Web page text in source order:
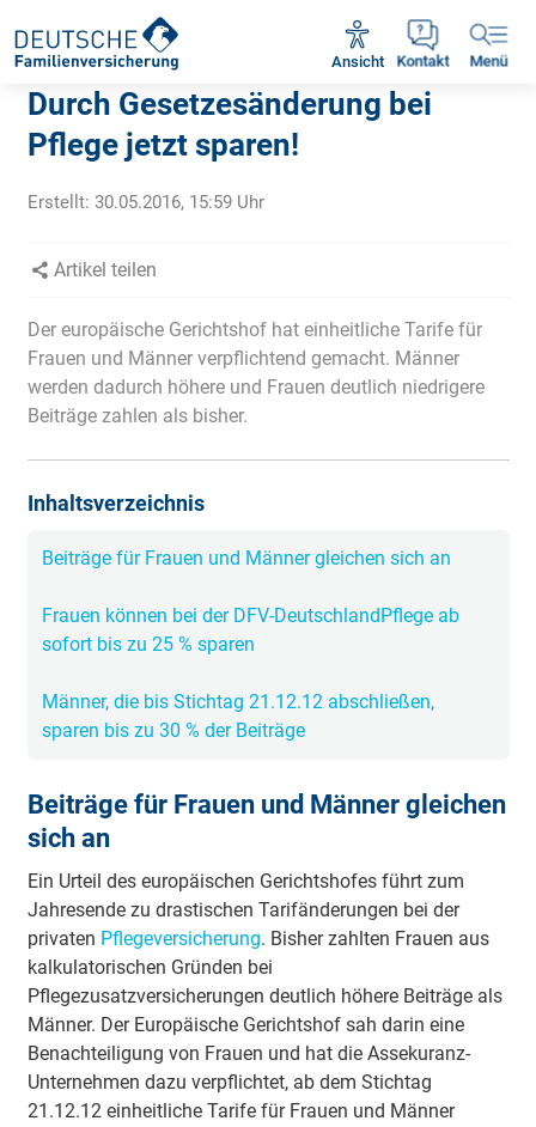
Kontakt
Ansicht Menü
Rückruf vereinbaren
Durch Gesetzesänderung bei
Pflege jetzt sparen!
Erstellt: 30.05.2016, 15:59Uhr
Artikel teilen
Der europäische Gerichtshof hat einheitliche Tarife für
Frauen und Männer verpflichtend gemacht. Männer
werden dadurch höhere und Frauen deutlich niedrigere
Beiträge zahlen als bisher.
Beiträge für Frauen und Männer gleichen
sich an
Ein Urteil des europäischen Gerichtshofes führt zum
Jahresende zu drastischen Tarifänderungen bei der
privaten Pflegeversicherung. Bisher zahlten Frauen aus
kalkulatorischen Gründen bei
Pflegezusatzversicherungen deutlich höhere Beiträge als
Männer. Der Europäische Gerichtshof sah darin eine
Benachteiligung von Frauen und hat die Assekuranz-
Unternehmen dazu verpflichtet, ab dem Stichtag
21.12.12 einheitliche Tarife für Frauen und Männer
Inhaltsverzeichnis
Beiträge für Frauen und Männer gleichen sich an
Frauen können bei der DFV-DeutschlandPflege ab
sofort bis zu 25 % sparen
Männer, die bis Stichtag 21.12.12 abschließen,
sparen bis zu 30 % der Beiträge